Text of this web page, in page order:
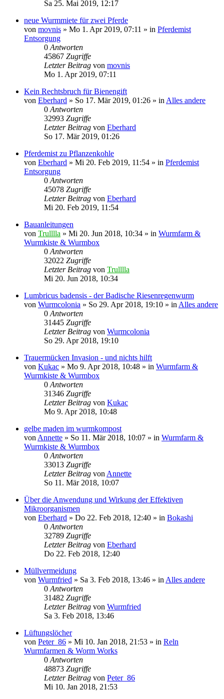
Sa 25. Mai 2019, 12:17
neue Wurmmiete für zwei Pferde
von movnis » Mo 1. Apr 2019, 07:11 » in Pferdemist
Entsorgung
0 Antworten
45867 Zugriffe
Letzter Beitrag von movnis
Mo 1. Apr 2019, 07:11
Kein Rechtsbruch für Bienengift
von Eberhard » So 17. Mär 2019, 01:26 » in Alles andere
0 Antworten
32993 Zugriffe
Letzter Beitrag von Eberhard
So 17. Mär 2019, 01:26
Pferdemist zu Pflanzenkohle
von Eberhard » Mi 20. Feb 2019, 11:54 » in Pferdemist
Entsorgung
0 Antworten
45078 Zugriffe
Letzter Beitrag von Eberhard
Mi 20. Feb 2019, 11:54
Bauanleitungen
von Trulllla » Mi 20. Jun 2018, 10:34 » in Wurmfarm &
Wurmkiste & Wurmbox
0 Antworten
32022 Zugriffe
Letzter Beitrag von Trulllla
Mi 20. Jun 2018, 10:34
Lumbricus badensis - der Badische Riesenregenwurm
von Wurmcolonia » So 29. Apr 2018, 19:10 » in Alles andere
0 Antworten
31445 Zugriffe
Letzter Beitrag von Wurmcolonia
So 29. Apr 2018, 19:10
Trauermücken Invasion - und nichts hilft
von Kukac » Mo 9. Apr 2018, 10:48 » in Wurmfarm &
Wurmkiste & Wurmbox
0 Antworten
31346 Zugriffe
Letzter Beitrag von Kukac
Mo 9. Apr 2018, 10:48
gelbe maden im wurmkompost
von Annette » So 11. Mär 2018, 10:07 » in Wurmfarm &
Wurmkiste & Wurmbox
0 Antworten
33013 Zugriffe
Letzter Beitrag von Annette
So 11. Mär 2018, 10:07
Über die Anwendung und Wirkung der Effektiven
Mikroorganismen
von Eberhard » Do 22. Feb 2018, 12:40 » in Bokashi
0 Antworten
32789 Zugriffe
Letzter Beitrag von Eberhard
Do 22. Feb 2018, 12:40
Müllvermeidung
von Wurmfried » Sa 3. Feb 2018, 13:46 » in Alles andere
0 Antworten
31482 Zugriffe
Letzter Beitrag von Wurmfried
Sa 3. Feb 2018, 13:46
Lüftungslöcher
von Peter_86 » Mi 10. Jan 2018, 21:53 » in Reln
Wurmfarmen & Worm Works
0 Antworten
48873 Zugriffe
Letzter Beitrag von Peter_86
Mi 10. Jan 2018, 21:53